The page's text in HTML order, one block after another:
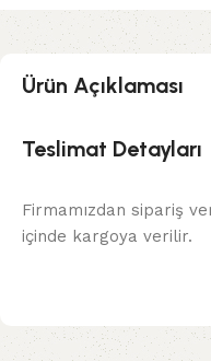
Ürün Açıklaması
Teslimat Detayları
Firmamızdan sipariş
içinde kargoya verilir.